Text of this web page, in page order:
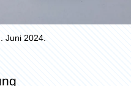
Juni 2024.